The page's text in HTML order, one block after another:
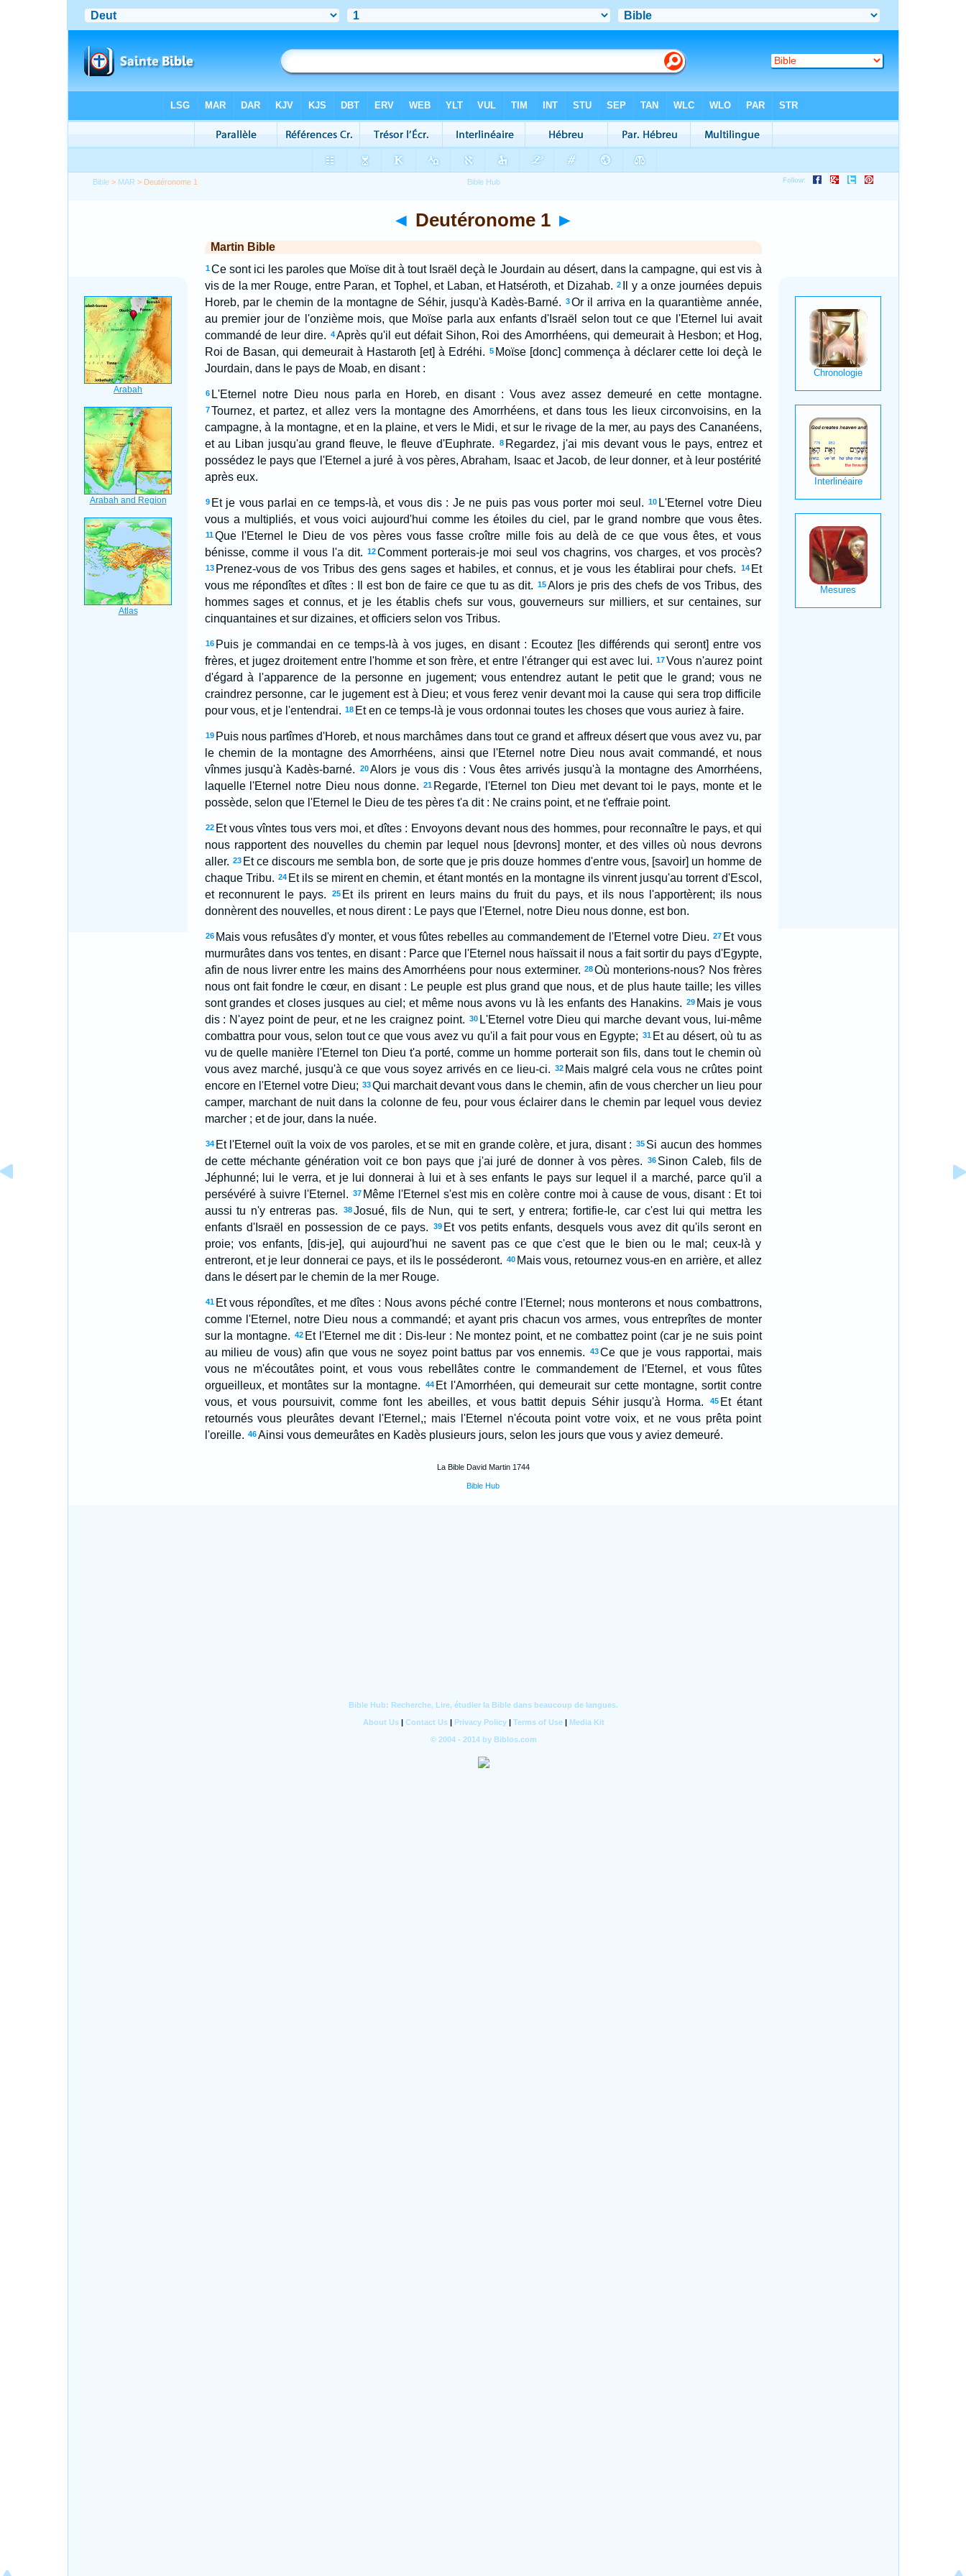
Bible > MAR > Deutéronome 1
◄ Deutéronome 1 ►
Martin Bible
1 Ce sont ici les paroles que Moïse dit à tout Israël deçà le Jourdain au désert, dans la campagne, qui est vis à
vis de la mer Rouge, entre Paran, et Tophel, et Laban, et Hatséroth, et Dizahab. 2
Il y a onze journées depuis
Horeb, par le chemin de la montagne de Séhir, jusqu'à Kadès-Barné. 3Or il arriva en la quarantième année,
au premier jour de l'onzième mois, que Moïse parla aux enfants d'Israël selon tout ce que l'Eternel lui avait
commandé de leur dire. 4Après qu'il eut défait Sihon, Roi des Amorrhéens, qui demeurait à Hesbon; et Hog,
Roi de Basan, qui demeurait à Hastaroth [et] à Edréhi. 5 Moïse [donc] commença à déclarer cette loi deçà le
Jourdain, dans le pays de Moab, en disant :
6 L'Eternel notre Dieu nous parla en Horeb, en disant : Vous avez assez demeuré en cette montagne.
7 Tournez, et partez, et allez vers la montagne des Amorrhéens, et dans tous les lieux circonvoisins, en la
campagne, à la montagne, et en la plaine, et vers le Midi, et sur le rivage de la mer, au pays des Cananéens,
et au Liban jusqu'au grand fleuve, le fleuve d'Euphrate.
8 Regardez, j'ai mis devant vous le pays, entrez et
possédez le pays que l'Eternel a juré à vos pères, Abraham, Isaac et Jacob, de leur donner, et à leur postérité
après eux.
9 Et je vous parlai en ce temps-là, et vous dis : Je ne puis pas vous porter moi seul. 10 L'Eternel votre Dieu
vous a multipliés, et vous voici aujourd'hui comme les étoiles du ciel, par le grand nombre que vous êtes.
11 Que l'Eternel le Dieu de vos pères vous fasse croître mille fois au delà de ce que vous êtes, et vous
bénisse, comme il vous l'a dit.
12Comment porterais-je moi seul vos chagrins, vos charges, et vos procès?
13 Prenez-vous de vos Tribus des gens sages et habiles, et connus, et je vous les établirai pour chefs. 14 Et
vous me répondîtes et dîtes : Il est bon de faire ce que tu as dit. 15Alors je pris des chefs de vos Tribus, des
hommes sages et connus, et je les établis chefs sur vous, gouverneurs sur milliers, et sur centaines, sur
cinquantaines et sur dizaines, et officiers selon vos Tribus.
16 Puis je commandai en ce temps-là à vos juges, en disant : Ecoutez [les différends qui seront] entre vos
frères, et jugez droitement entre l'homme et son frère, et entre l'étranger qui est avec lui. 17 Vous n'aurez point
d'égard à l'apparence de la personne en jugement; vous entendrez autant le petit que le grand; vous ne
craindrez personne, car le jugement est à Dieu; et vous ferez venir devant moi la cause qui sera trop difficile
pour vous, et je l'entendrai. 18 Et en ce temps-là je vous ordonnai toutes les choses que vous auriez à faire.
19 Puis nous partîmes d'Horeb, et nous marchâmes dans tout ce grand et affreux désert que vous avez vu, par
le chemin de la montagne des Amorrhéens, ainsi que l'Eternel notre Dieu nous avait commandé, et nous
vînmes jusqu'à Kadès-barné.
20Alors je vous dis : Vous êtes arrivés jusqu'à la montagne des Amorrhéens,
laquelle l'Eternel notre Dieu nous donne.
21 Regarde, l'Eternel ton Dieu met devant toi le pays, monte et le
possède, selon que l'Eternel le Dieu de tes pères t'a dit : Ne crains point, et ne t'effraie point.
22 Et vous vîntes tous vers moi, et dîtes : Envoyons devant nous des hommes, pour reconnaître le pays, et qui
nous rapportent des nouvelles du chemin par lequel nous [devrons] monter, et des villes où nous devrons
aller. 23 Et ce discours me sembla bon, de sorte que je pris douze hommes d'entre vous, [savoir] un homme de
chaque Tribu. 24 Et ils se mirent en chemin, et étant montés en la montagne ils vinrent jusqu'au torrent d'Escol,
et reconnurent le pays.
25 Et ils prirent en leurs mains du fruit du pays, et ils nous l'apportèrent; ils nous
donnèrent des nouvelles, et nous dirent : Le pays que l'Eternel, notre Dieu nous donne, est bon.
26 Mais vous refusâtes d'y monter, et vous fûtes rebelles au commandement de l'Eternel votre Dieu. 27 Et vous
murmurâtes dans vos tentes, en disant : Parce que l'Eternel nous haïssait il nous a fait sortir du pays d'Egypte,
afin de nous livrer entre les mains des Amorrhéens pour nous exterminer. 28Où monterions-nous? Nos frères
nous ont fait fondre le cœur, en disant : Le peuple est plus grand que nous, et de plus haute taille; les villes
sont grandes et closes jusques au ciel; et même nous avons vu là les enfants des Hanakins. 29 Mais je vous
dis : N'ayez point de peur, et ne les craignez point. 30 L'Eternel votre Dieu qui marche devant vous, lui-même
combattra pour vous, selon tout ce que vous avez vu qu'il a fait pour vous en Egypte; 31 Et au désert, où tu as
vu de quelle manière l'Eternel ton Dieu t'a porté, comme un homme porterait son fils, dans tout le chemin où
vous avez marché, jusqu'à ce que vous soyez arrivés en ce lieu-ci. 32 Mais malgré cela vous ne crûtes point
encore en l'Eternel votre Dieu; 33Qui marchait devant vous dans le chemin, afin de vous chercher un lieu pour
camper, marchant de nuit dans la colonne de feu, pour vous éclairer dans le chemin par lequel vous deviez
marcher ; et de jour, dans la nuée.
34 Et l'Eternel ouït la voix de vos paroles, et se mit en grande colère, et jura, disant : 35 Si aucun des hommes
de cette méchante génération voit ce bon pays que j'ai juré de donner à vos pères.
36 Sinon Caleb, fils de
Jéphunné; lui le verra, et je lui donnerai à lui et à ses enfants le pays sur lequel il a marché, parce qu'il a
persévéré à suivre l'Eternel. 37 Même l'Eternel s'est mis en colère contre moi à cause de vous, disant : Et toi
aussi tu n'y entreras pas.
38 Josué, fils de Nun, qui te sert, y entrera; fortifie-le, car c'est lui qui mettra les
enfants d'Israël en possession de ce pays.
39 Et vos petits enfants, desquels vous avez dit qu'ils seront en
proie; vos enfants, [dis-je], qui aujourd'hui ne savent pas ce que c'est que le bien ou le mal; ceux-là y
entreront, et je leur donnerai ce pays, et ils le posséderont. 40 Mais vous, retournez vous-en en arrière, et allez
dans le désert par le chemin de la mer Rouge.
41 Et vous répondîtes, et me dîtes : Nous avons péché contre l'Eternel; nous monterons et nous combattrons,
comme l'Eternel, notre Dieu nous a commandé; et ayant pris chacun vos armes, vous entreprîtes de monter
sur la montagne. 42 Et l'Eternel me dit : Dis-leur : Ne montez point, et ne combattez point (car je ne suis point
au milieu de vous) afin que vous ne soyez point battus par vos ennemis.
43Ce que je vous rapportai, mais
vous ne m'écoutâtes point, et vous vous rebellâtes contre le commandement de l'Eternel, et vous fûtes
orgueilleux, et montâtes sur la montagne.
44 Et l'Amorrhéen, qui demeurait sur cette montagne, sortit contre
vous, et vous poursuivit, comme font les abeilles, et vous battit depuis Séhir jusqu'à Horma.
45 Et étant
retournés vous pleurâtes devant l'Eternel,; mais l'Eternel n'écouta point votre voix, et ne vous prêta point
l'oreille. 46 Ainsi vous demeurâtes en Kadès plusieurs jours, selon les jours que vous y aviez demeuré.
La Bible David Martin 1744
Bible Hub